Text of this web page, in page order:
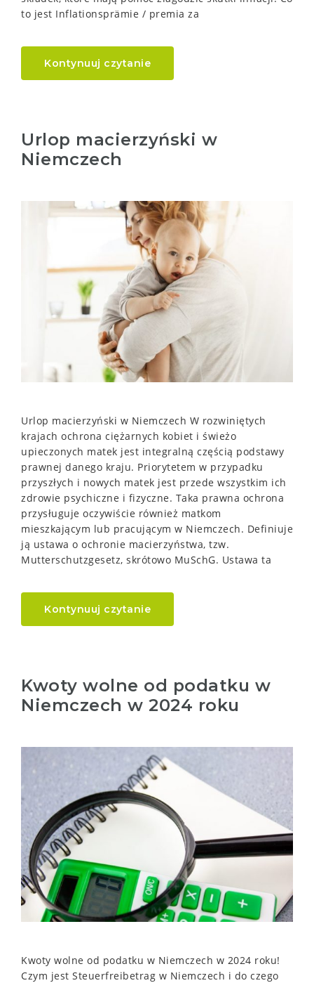
to jest Inflationsprämie / premia za
Kontynuuj czytanie
Urlop macierzyński w
Niemczech
Urlop macierzyński w Niemczech W rozwiniętych
krajach ochrona ciężarnych kobiet i świeżo
upieczonych matek jest integralną częścią podstawy
prawnej danego kraju. Priorytetem w przypadku
przyszłych i nowych matek jest przede wszystkim ich
zdrowie psychiczne i fizyczne. Taka prawna ochrona
przysługuje oczywiście również matkom
mieszkającym lub pracującym w Niemczech. Definiuje
ją ustawa o ochronie macierzyństwa, tzw.
Mutterschutzgesetz, skrótowo MuSchG. Ustawa ta
Kontynuuj czytanie
Kwoty wolne od podatku w
Niemczech w 2024 roku
Kwoty wolne od podatku w Niemczech w 2024 roku!
Czym jest Steuerfreibetrag w Niemczech i do czego